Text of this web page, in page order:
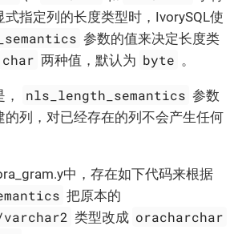
指定列的长度类型时，IvorySQL使
参数的值来决定长度类
char 两种值，默认为 byte 。
nls_length_semantics 参数
的列，对已经存在的列不会产生任何
中，存在如下代码来根据
把原本的
类型改成 oracharchar